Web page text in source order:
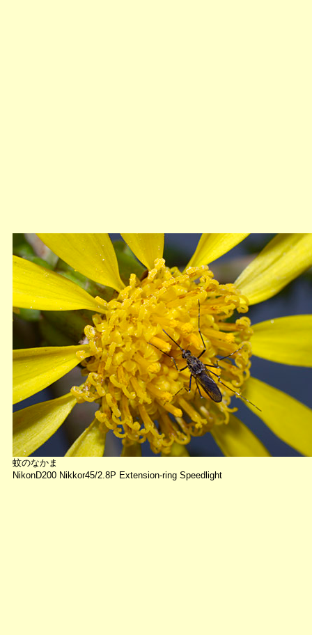
蚊のなかま
NikonD200 Nikkor45/2.8P Extension-ring Speedlight